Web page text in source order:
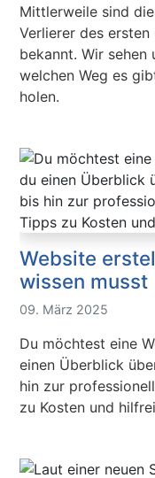
Mittlerweile sind
Verlierer des
bekannt. Wir
welchen Weg es
holen.
Website
wissen musst
09. März 2025
Du möchtest eine
einen Überblick
hin zur
zu Kosten und